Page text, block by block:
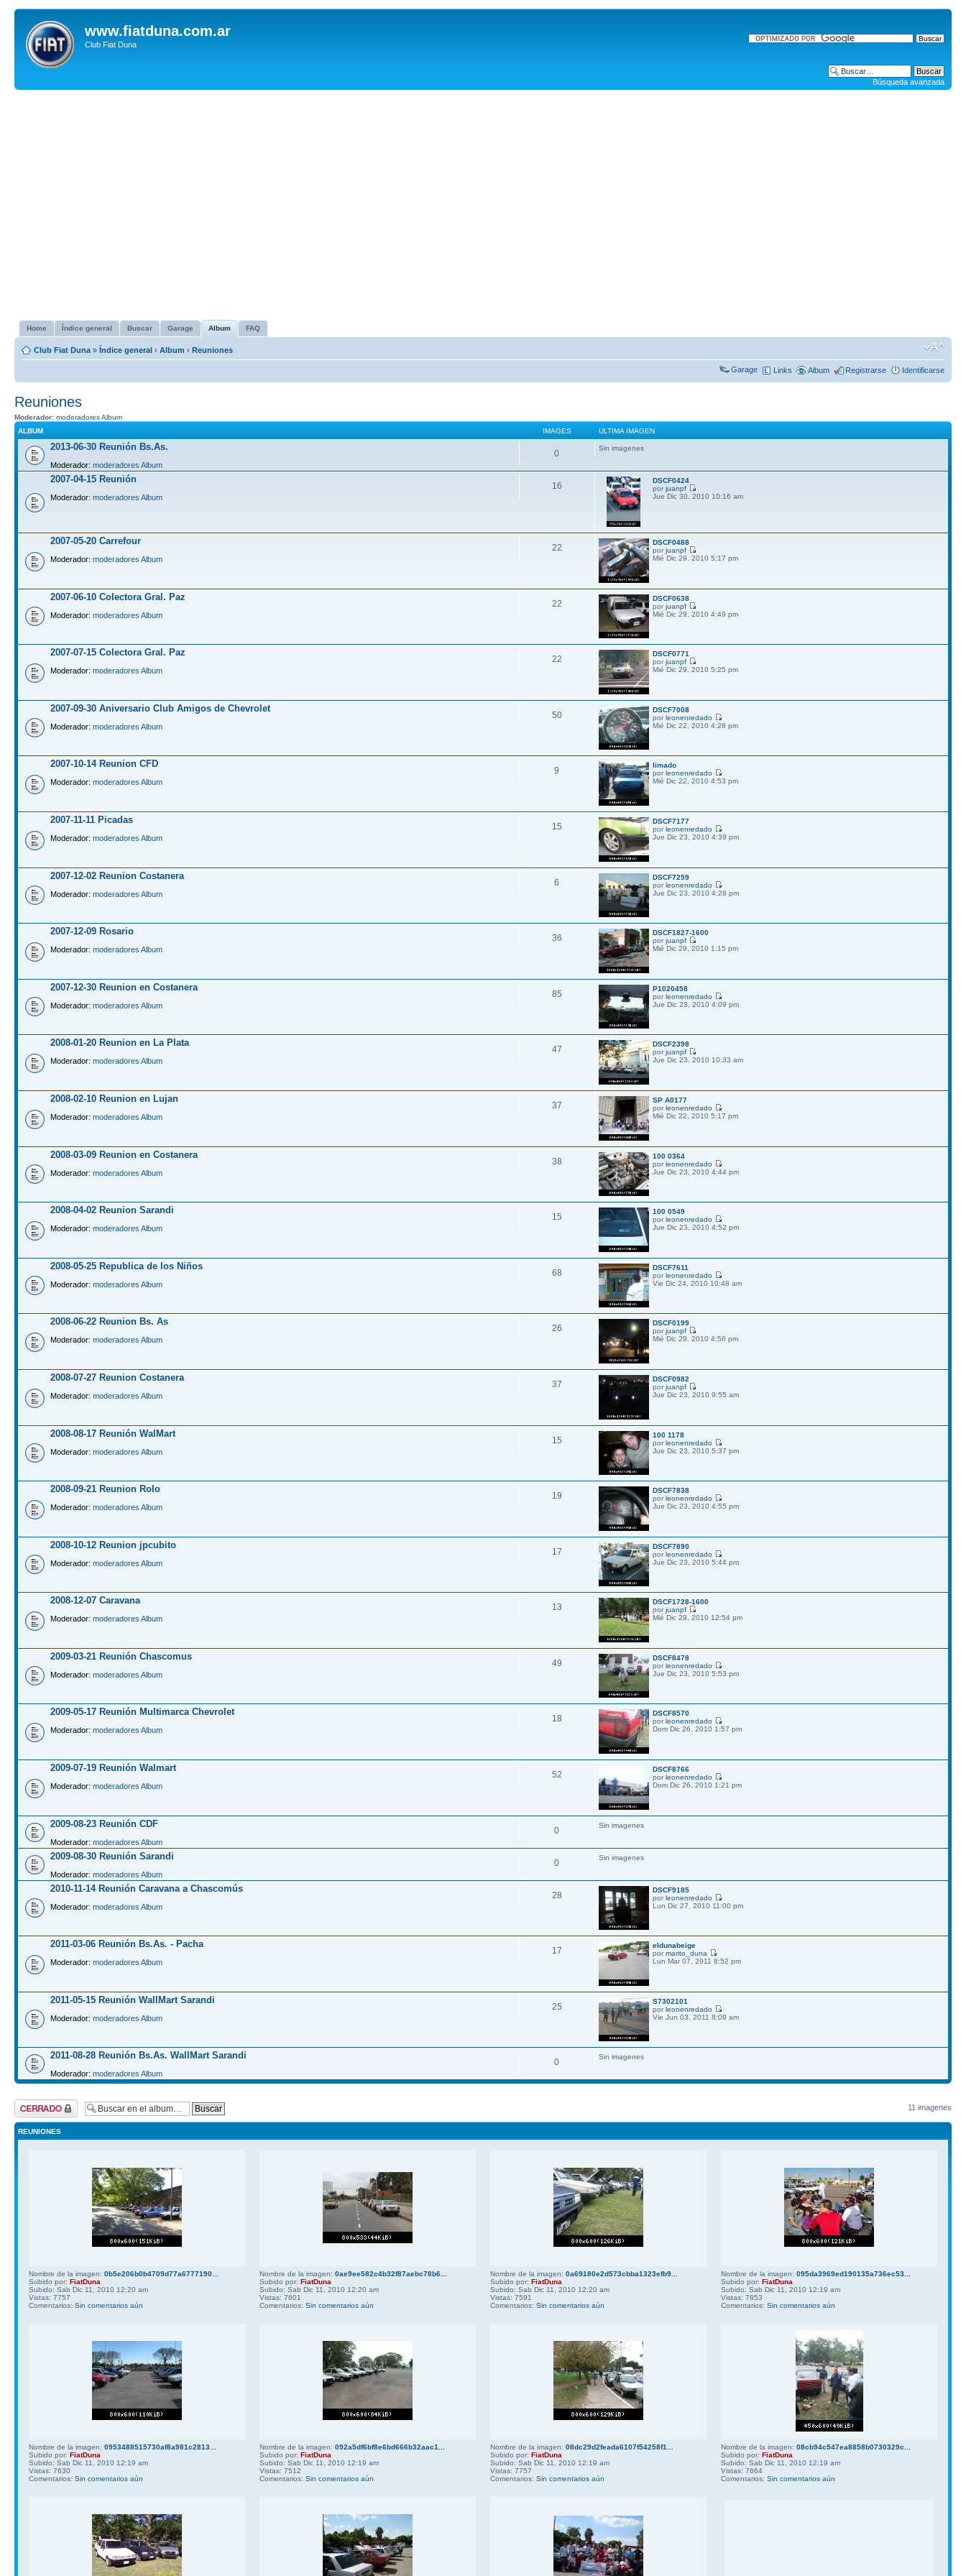
www.fiatduna.com.ar
Club Fiat Duna
Búsqueda avanzada
Home Índice general Buscar Garage Album FAQ
Club Fiat Duna » Índice general ‹ Album ‹ Reuniones
Garage Links Album Registrarse Identificarse
Reuniones
Moderador: moderadores Album
ALBUM
IMAGES ULTIMA IMAGEN
2013-06-30 Reunión Bs.As.
Moderador: moderadores Album
0
Sin imagenes
2007-04-15 Reunión
Moderador: moderadores Album
16
DSCF0424
por juanpf
Jue Dic 30, 2010 10:16 am
2007-05-20 Carrefour
Moderador: moderadores Album
22
DSCF0488
por juanpf
Mié Dic 29, 2010 5:17 pm
2007-06-10 Colectora Gral. Paz
Moderador: moderadores Album
22
DSCF0638
por juanpf
Mié Dic 29, 2010 4:49 pm
2007-07-15 Colectora Gral. Paz
Moderador: moderadores Album
22
DSCF0771
por juanpf
Mié Dic 29, 2010 5:25 pm
2007-09-30 Aniversario Club Amigos de Chevrolet
Moderador: moderadores Album
50
DSCF7008
por leonenredado
Mié Dic 22, 2010 4:28 pm
2007-10-14 Reunion CFD
Moderador: moderadores Album
9
limado
por leonenredado
Mié Dic 22, 2010 4:53 pm
2007-11-11 Picadas
Moderador: moderadores Album
15
DSCF7177
por leonenredado
Jue Dic 23, 2010 4:39 pm
2007-12-02 Reunion Costanera
Moderador: moderadores Album
6
DSCF7259
por leonenredado
Jue Dic 23, 2010 4:28 pm
2007-12-09 Rosario
Moderador: moderadores Album
36
DSCF1827-1600
por juanpf
Mié Dic 29, 2010 1:15 pm
2007-12-30 Reunion en Costanera
Moderador: moderadores Album
85
P1020458
por leonenredado
Jue Dic 23, 2010 4:09 pm
2008-01-20 Reunion en La Plata
Moderador: moderadores Album
47
DSCF2398
por juanpf
Jue Dic 23, 2010 10:33 am
2008-02-10 Reunion en Lujan
Moderador: moderadores Album
37
SP A0177
por leonenredado
Mié Dic 22, 2010 5:17 pm
2008-03-09 Reunion en Costanera
Moderador: moderadores Album
38
100 0364
por leonenredado
Jue Dic 23, 2010 4:44 pm
2008-04-02 Reunion Sarandi
Moderador: moderadores Album
15
100 0549
por leonenredado
Jue Dic 23, 2010 4:52 pm
2008-05-25 Republica de los Niños
Moderador: moderadores Album
68
DSCF7611
por leonenredado
Vie Dic 24, 2010 10:48 am
2008-06-22 Reunion Bs. As
Moderador: moderadores Album
26
DSCF0199
por juanpf
Mié Dic 29, 2010 4:56 pm
2008-07-27 Reunion Costanera
Moderador: moderadores Album
37
DSCF0982
por juanpf
Jue Dic 23, 2010 9:55 am
2008-08-17 Reunión WalMart
Moderador: moderadores Album
15
100 1178
por leonenredado
Jue Dic 23, 2010 5:37 pm
2008-09-21 Reunion Rolo
Moderador: moderadores Album
19
DSCF7838
por leonenredado
Jue Dic 23, 2010 4:55 pm
2008-10-12 Reunion jpcubito
Moderador: moderadores Album
17
DSCF7890
por leonenredado
Jue Dic 23, 2010 5:44 pm
2008-12-07 Caravana
Moderador: moderadores Album
13
DSCF1728-1600
por juanpf
Mié Dic 29, 2010 12:54 pm
2009-03-21 Reunión Chascomus
Moderador: moderadores Album
49
DSCF8478
por leonenredado
Jue Dic 23, 2010 5:53 pm
2009-05-17 Reunión Multimarca Chevrolet
Moderador: moderadores Album
18
DSCF8570
por leonenredado
Dom Dic 26, 2010 1:57 pm
2009-07-19 Reunión Walmart
Moderador: moderadores Album
52
DSCF8766
por leonenredado
Dom Dic 26, 2010 1:21 pm
2009-08-23 Reunión CDF
Moderador: moderadores Album
0
Sin imagenes
2009-08-30 Reunión Sarandi
Moderador: moderadores Album
0
Sin imagenes
2010-11-14 Reunión Caravana a Chascomús
Moderador: moderadores Album
28
DSCF9185
por leonenredado
Lun Dic 27, 2010 11:00 pm
2011-03-06 Reunión Bs.As. - Pacha
Moderador: moderadores Album
17
eldunabeige
por marito_duna
Lun Mar 07, 2011 8:52 pm
2011-05-15 Reunión WallMart Sarandi
Moderador: moderadores Album
25
S7302101
por leonenredado
Vie Jun 03, 2011 8:09 am
2011-08-28 Reunión Bs.As. WallMart Sarandi
Moderador: moderadores Album
0
Sin imagenes
Bloqueado 11 imagenes
REUNIONES
Nombre de la imagen: 0b5e206b0b4709d77a6777190...
Subido por: FiatDuna
Subido: Sab Dic 11, 2010 12:20 am
Vistas: 7757
Comentarios: Sin comentarios aún
Nombre de la imagen: 0ae9ee582c4b32f87aebc78b6...
Subido por: FiatDuna
Subido: Sab Dic 11, 2010 12:20 am
Vistas: 7601
Comentarios: Sin comentarios aún
Nombre de la imagen: 0a69180e2d573cbba1323efb9...
Subido por: FiatDuna
Subido: Sab Dic 11, 2010 12:20 am
Vistas: 7591
Comentarios: Sin comentarios aún
Nombre de la imagen: 095da3969ed190135a736ec53...
Subido por: FiatDuna
Subido: Sab Dic 11, 2010 12:19 am
Vistas: 7853
Comentarios: Sin comentarios aún
Nombre de la imagen: 0953488515730af8a981c2813...
Subido por: FiatDuna
Subido: Sab Dic 11, 2010 12:19 am
Vistas: 7630
Comentarios: Sin comentarios aún
Nombre de la imagen: 092a5df6bf8e6bd666b32aac1...
Subido por: FiatDuna
Subido: Sab Dic 11, 2010 12:19 am
Vistas: 7512
Comentarios: Sin comentarios aún
Nombre de la imagen: 08dc29d2feada6107f54258f1...
Subido por: FiatDuna
Subido: Sab Dic 11, 2010 12:19 am
Vistas: 7757
Comentarios: Sin comentarios aún
Nombre de la imagen: 08cb94c547ea8858b0730329c...
Subido por: FiatDuna
Subido: Sab Dic 11, 2010 12:19 am
Vistas: 7664
Comentarios: Sin comentarios aún